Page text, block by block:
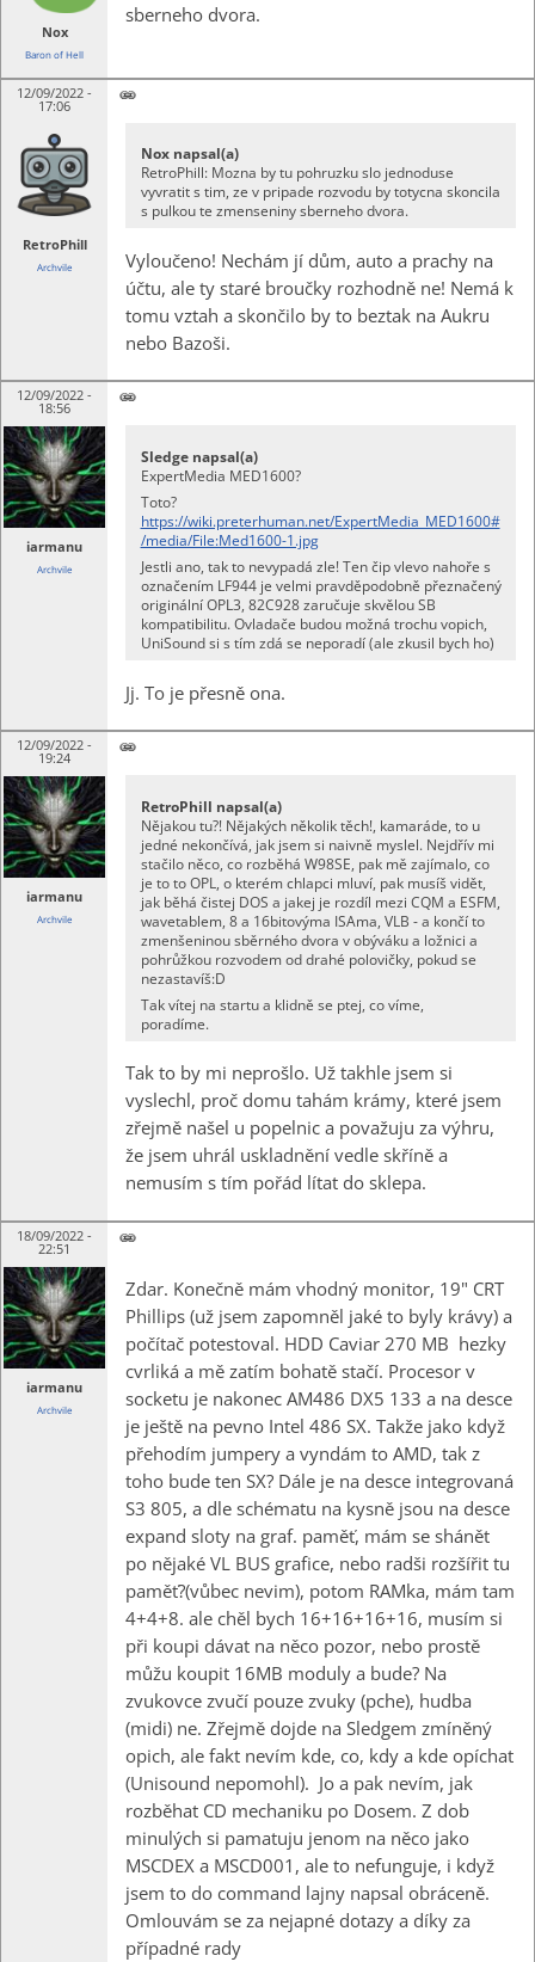
Nox
Baron of Hell
sberneho dvora.
12/09/2022 -
17:06
RetroPhill
Archvile
Nox napsal(a)
RetroPhill: Mozna by tu pohruzku slo jednoduse
vyvratit s tim, ze v pripade rozvodu by totycna skoncila
s pulkou te zmenseniny sberneho dvora.
Vyloučeno! Nechám jí dům, auto a prachy na
účtu, ale ty staré broučky rozhodně ne! Nemá k
tomu vztah a skončilo by to beztak na Aukru
nebo Bazoši.
12/09/2022 -
18:56
iarmanu
Archvile
Sledge napsal(a)
ExpertMedia MED1600?
Toto?
https://wiki.preterhuman.net/ExpertMedia_MED1600#
/media/File:Med1600-1.jpg
Jestli ano, tak to nevypadá zle! Ten čip vlevo nahoře s
označením LF944 je velmi pravděpodobně přeznačený
originální OPL3, 82C928 zaručuje skvělou SB
kompatibilitu. Ovladače budou možná trochu vopich,
UniSound si s tím zdá se neporadí (ale zkusil bych ho)
Jj. To je přesně ona.
12/09/2022 -
19:24
iarmanu
Archvile
RetroPhill napsal(a)
Nějakou tu?! Nějakých několik těch!, kamaráde, to u
jedné nekončívá, jak jsem si naivně myslel. Nejdřív mi
stačilo něco, co rozběhá W98SE, pak mě zajímalo, co
je to to OPL, o kterém chlapci mluví, pak musíš vidět,
jak běhá čistej DOS a jakej je rozdíl mezi CQM a ESFM,
wavetablem, 8 a 16bitovýma ISAma, VLB - a končí to
zmenšeninou sběrného dvora v obýváku a ložnici a
pohrůžkou rozvodem od drahé polovičky, pokud se
nezastavíš:D
Tak vítej na startu a klidně se ptej, co víme,
poradíme.
Tak to by mi neprošlo. Už takhle jsem si
vyslechl, proč domu tahám krámy, které jsem
zřejmě našel u popelnic a považuju za výhru,
že jsem uhrál uskladnění vedle skříně a
nemusím s tím pořád lítat do sklepa.
18/09/2022 -
22:51
iarmanu
Archvile
Zdar. Konečně mám vhodný monitor, 19" CRT
Phillips (už jsem zapomněl jaké to byly krávy) a
počítač potestoval. HDD Caviar 270 MB hezky
cvrliká a mě zatím bohatě stačí. Procesor v
socketu je nakonec AM486 DX5 133 a na desce
je ještě na pevno Intel 486 SX. Takže jako když
přehodím jumpery a vyndám to AMD, tak z
toho bude ten SX? Dále je na desce integrovaná
S3 805, a dle schématu na kysně jsou na desce
expand sloty na graf. paměť, mám se shánět
po nějaké VL BUS grafice, nebo radši rozšířit tu
paměť?(vůbec nevim), potom RAMka, mám tam
4+4+8. ale chěl bych 16+16+16+16, musím si
při koupi dávat na něco pozor, nebo prostě
můžu koupit 16MB moduly a bude? Na
zvukovce zvučí pouze zvuky (pche), hudba
(midi) ne. Zřejmě dojde na Sledgem zmíněný
opich, ale fakt nevím kde, co, kdy a kde opíchat
(Unisound nepomohl). Jo a pak nevím, jak
rozběhat CD mechaniku po Dosem. Z dob
minulých si pamatuju jenom na něco jako
MSCDEX a MSCD001, ale to nefunguje, i když
jsem to do command lajny napsal obráceně.
Omlouvám se za nejapné dotazy a díky za
případné rady